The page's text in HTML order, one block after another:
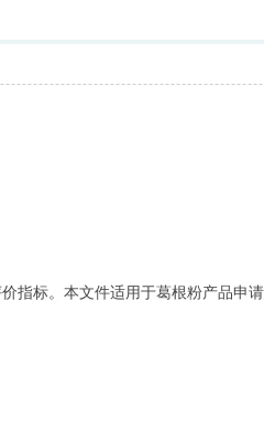
指标。本文件适用于葛根粉产品申